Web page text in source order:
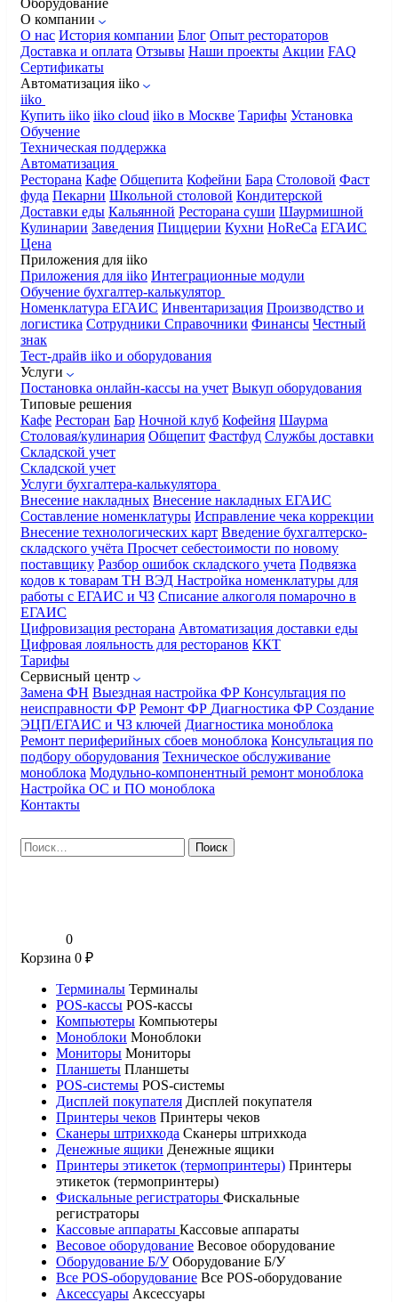
О компании
О нас История компании Блог Опыт рестораторов
Доставка и оплата Отзывы Наши проекты Акции FAQ
Сертификаты
Автоматизация iiko
iiko
Купить iiko iiko cloud iiko в Москве Тарифы Установка
Обучение
Техническая поддержка
Автоматизация
Ресторана Кафе Общепита Кофейни Бара Столовой Фаст
фуда Пекарни Школьной столовой Кондитерской
Доставки еды Кальянной Ресторана суши Шаурмишной
Кулинарии Заведения Пиццерии Кухни HoReCa ЕГАИС
Цена
Приложения для iiko
Приложения для iiko Интеграционные модули
Обучение бухгалтер-калькулятор
Номенклатура ЕГАИС Инвентаризация Производство и
логистика Сотрудники Справочники Финансы Честный
знак
Тест-драйв iiko и оборудования
Услуги
Постановка онлайн-кассы на учет Выкуп оборудования
Типовые решения
Кафе Ресторан Бар Ночной клуб Кофейня Шаурма
Столовая/кулинария Общепит Фастфуд Службы доставки
Складской учет
Складской учет
Услуги бухгалтера-калькулятора
Внесение накладных Внесение накладных ЕГАИС
Составление номенклатуры Исправление чека коррекции
Внесение технологических карт Введение бухгалтерско-
складского учёта Просчет себестоимости по новому
поставщику Разбор ошибок складского учета Подвязка
кодов к товарам ТН ВЭД Настройка номенклатуры для
работы с ЕГАИС и ЧЗ Списание алкоголя помарочно в
ЕГАИС
Цифровизация ресторана Автоматизация доставки еды
Цифровая лояльность для ресторанов ККТ
Тарифы
Сервисный центр
Замена ФН Выездная настройка ФР Консультация по
неисправности ФР Ремонт ФР Диагностика ФР Создание
ЭЦП/ЕГАИС и ЧЗ ключей Диагностика моноблока
Ремонт периферийных сбоев моноблока Консультация по
подбору оборудования Техническое обслуживание
моноблока Модульно-компонентный ремонт моноблока
Настройка ОС и ПО моноблока
Контакты
Найти:
0
Корзина 0 ₽
Терминалы Терминалы
POS-кассы POS-кассы
Компьютеры Компьютеры
Моноблоки Моноблоки
Мониторы Мониторы
Планшеты Планшеты
POS-системы POS-системы
Дисплей покупателя Дисплей покупателя
Принтеры чеков Принтеры чеков
Сканеры штрихкода Сканеры штрихкода
Денежные ящики Денежные ящики
Принтеры этикеток (термопринтеры) Принтеры
этикеток (термопринтеры)
Фискальные регистраторы Фискальные
регистраторы
Кассовые аппараты Кассовые аппараты
Весовое оборудование Весовое оборудование
Оборудование Б/У Оборудование Б/У
Все POS-оборудование Все POS-оборудование
Аксессуары Аксессуары